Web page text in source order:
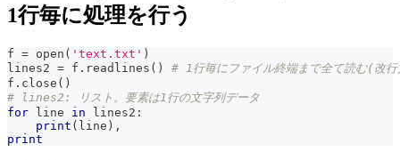
1行毎に処理を行う
f = open ( 'text.txt' )
lines2 = f . readlines ( )
# 1行毎にファイル終端まで全て読む(改
f . close ( )
# lines2: リスト。要素は1行の文字列データ
for line in lines2 :
print ( line ) ,
print